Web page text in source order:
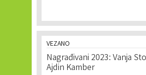
VEZANO
Nagrađivani 2023: Vanja
Ajdin Kamber